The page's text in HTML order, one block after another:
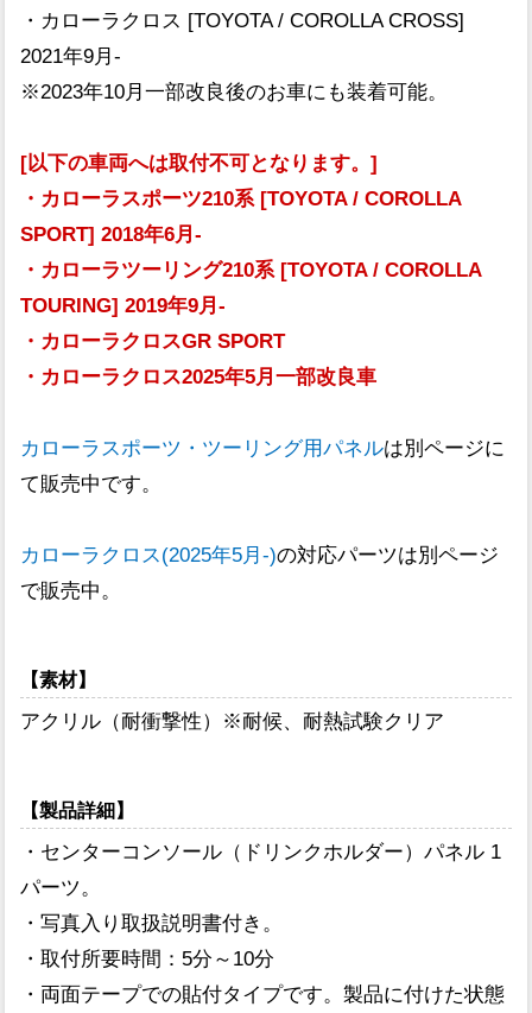
・カローラクロス [TOYOTA / COROLLA CROSS]
2021年9月-
※2023年10月一部改良後のお車にも装着可能。
[以下の車両へは取付不可となります。]
・カローラスポーツ210系 [TOYOTA / COROLLA
SPORT] 2018年6月-
・カローラツーリング210系 [TOYOTA / COROLLA
TOURING] 2019年9月-
・カローラクロスGR SPORT
・カローラクロス2025年5月一部改良車
カローラスポーツ・ツーリング用パネルは別ページに
て販売中です。
カローラクロス(2025年5月-)の対応パーツは別ページ
で販売中。
【素材】
アクリル（耐衝撃性）※耐候、耐熱試験クリア
【製品詳細】
・センターコンソール（ドリンクホルダー）パネル 1
パーツ。
・写真入り取扱説明書付き。
・取付所要時間：5分～10分
・両面テープでの貼付タイプです。製品に付けた状態